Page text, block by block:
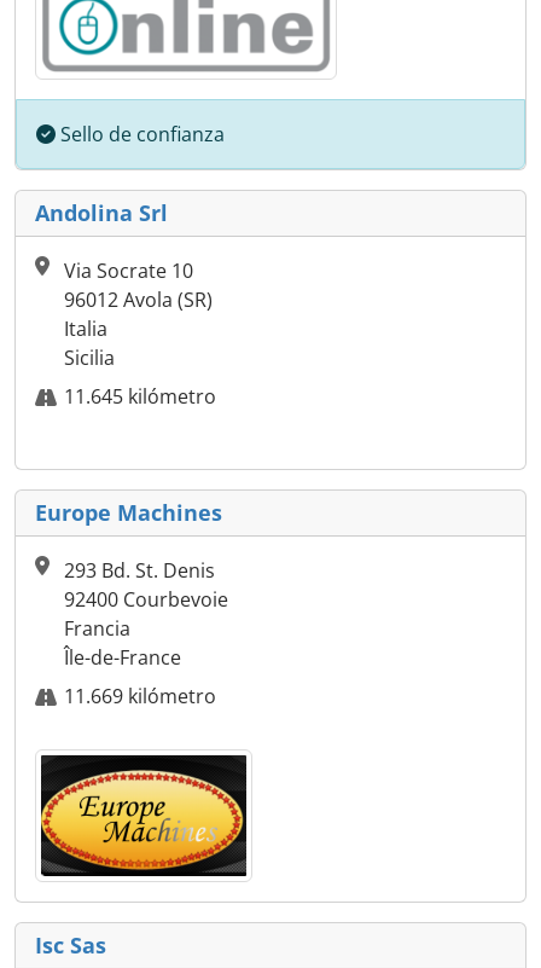
Sello de confianza
Andolina Srl
Via Socrate 10
96012 Avola (SR)
Italia
Sicilia
11.645 kilómetro
Europe Machines
293 Bd. St. Denis
92400 Courbevoie
Francia
Île-de-France
11.669 kilómetro
Isc Sas